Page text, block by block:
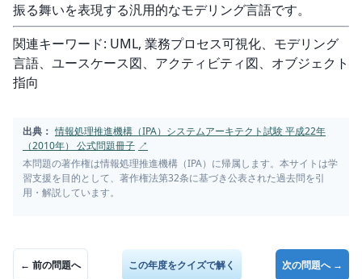
振る舞いを表現する汎用的なモデリング言語です。
関連キーワード: UML, 業務プロセス可視化、モデリング
言語、ユースケース図、アクティビティ図、オブジェクト
指向
出典： 情報処理推進機構（IPA）システムアーキテクト試験 平成22年
（2010年） 公式問題冊子 ↗
本問題の著作権は情報処理推進機構（IPA）に帰属します。本サイトは学
習支援を目的として、著作権法第32条に基づき公表された過去問を引
用・解説しています。
← 前の問題へ この年度をクイズで解く 次の問題へ →